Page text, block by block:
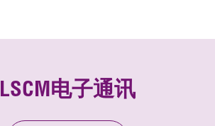
LSCM电子通讯